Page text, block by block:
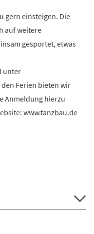
gern einsteigen. Die
auf weitere
gesportet, etwas
unter
Ferien bieten wir
Anmeldung hierzu
www.tanzbau.de